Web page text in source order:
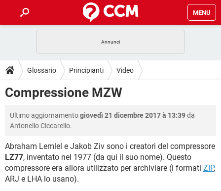
MENU
INTRATTENIMENTO ANDROID
iOS WINDOWS 10
TIKTOK
GUIDE
COVID-19 GAMING
INTRATTENIMENTO ANDROID
iOS WINDOWS 10
TIKTOK FACEBOOK
HARDWARE
DOWNLOAD
INTRATTENIMENTO
INSTAGRAM WHATSAPP
TIKTOK FACEBOOK
FORUM
INTRATTENIMENTO ANDROID
iOS WINDOWS 10
INSTAGRAM
COVID-19 GAMING
INTRATTENIMENTO ANDROID
Glossario Principianti Video
Compressione MZW
Ultimo aggiornamentogiovedì 21 dicembre 2017 à 13:39da
Antonello Ciccarello.
Abraham Lemlel e Jakob Ziv sono i creatori del compressore
LZ77, inventato nel 1977 (da qui il suo nome). Questo
compressore era allora utilizzato per archiviare (i formati ZIP,
ARJ e LHA lo usano).